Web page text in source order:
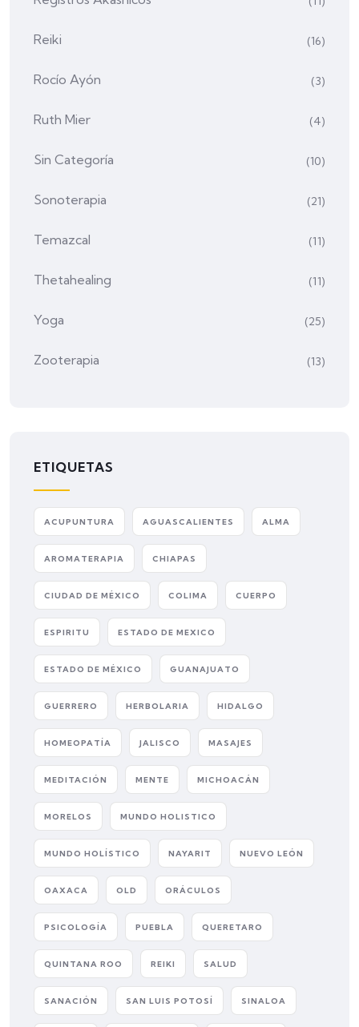
Reiki (16)
Rocío Ayón (3)
Ruth Mier (4)
Sin Categoría (10)
Sonoterapia (21)
Temazcal (11)
Thetahealing (11)
Yoga (25)
Zooterapia (13)
ETIQUETAS
ACUPUNTURA AGUASCALIENTES ALMA
AROMATERAPIA CHIAPAS
CIUDAD DE MÉXICO COLIMA CUERPO
ESPIRITU ESTADO DE MEXICO
ESTADO DE MÉXICO GUANAJUATO
GUERRERO HERBOLARIA HIDALGO
HOMEOPATÍA JALISCO MASAJES
MEDITACIÓN MENTE MICHOACÁN
MORELOS MUNDO HOLISTICO
MUNDO HOLÍSTICO NAYARIT NUEVO LEÓN
OAXACA OLD ORÁCULOS
PSICOLOGÍA PUEBLA QUERETARO
QUINTANA ROO REIKI SALUD
SANACIÓN SAN LUIS POTOSÍ SINALOA